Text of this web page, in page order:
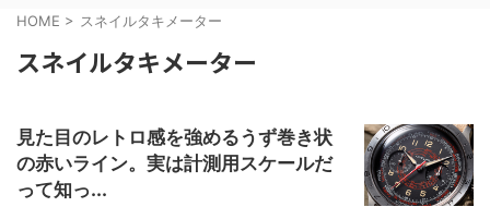
HOME > スネイルタキメーター
スネイルタキメーター
見た目のレトロ感を強めるうず巻き状
の赤いライン。実は計測用スケールだ
って知っ...